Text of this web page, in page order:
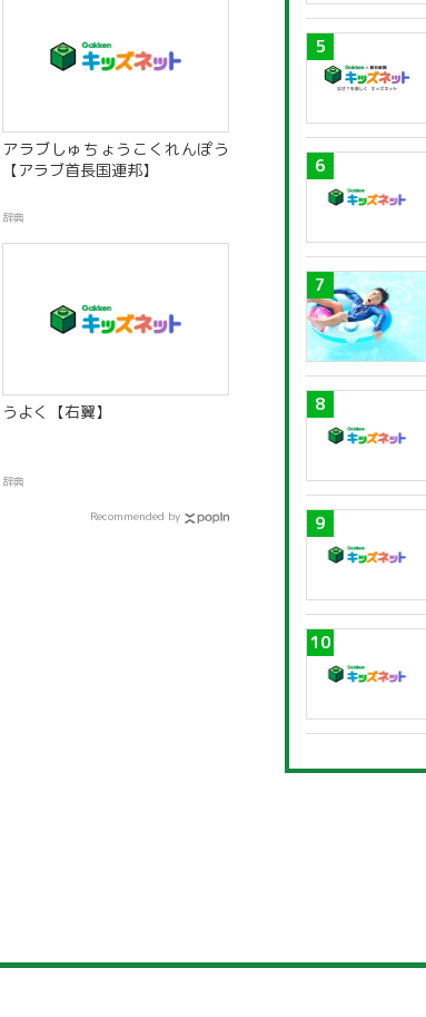
アラブしゅちょうこくれんぽう
【アラブ首長国連邦】
辞典
うよく【右翼】
辞典
Recommended by